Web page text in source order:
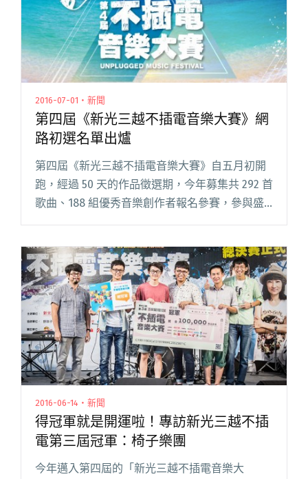
2016-07-01・新聞
第四屆《新光三越不插電音樂大賽》網
路初選名單出爐
第四屆《新光三越不插電音樂大賽》自五月初開
跑，經過 50 天的作品徵選期，今年募集共 292 首
歌曲、188 組優秀音樂創作者報名參賽，參與盛
況也讓今年強大的評審團──知名編曲人暨吉他大
吳志寧─閱讀全文 "第四屆《新光三越不插電音樂
大賽》網路初選名單出爐"
2016-06-14・新聞
得冠軍就是開運啦！專訪新光三越不插
電第三屆冠軍：椅子樂團
今年邁入第四屆的「新光三越不插電音樂大